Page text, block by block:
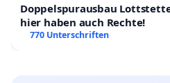
Doppelspurausbau
hier haben auch Rechte!
770 Unterschriften